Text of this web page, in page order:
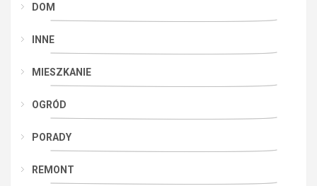
DOM
INNE
MIESZKANIE
OGRÓD
PORADY
REMONT